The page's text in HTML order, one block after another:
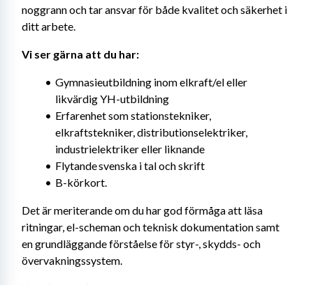
noggrann och tar ansvar för både kvalitet och säkerhet i
ditt arbete.
Vi ser gärna att du har:
Gymnasieutbildning inom elkraft/el eller
likvärdig YH-utbildning
Erfarenhet som stationstekniker,
elkraftstekniker, distributionselektriker,
industrielektriker eller liknande
Flytande svenska i tal och skrift
B-körkort.
Det är meriterande om du har god förmåga att läsa
ritningar, el-scheman och teknisk dokumentation samt
en grundläggande förståelse för styr-, skydds- och
övervakningssystem.